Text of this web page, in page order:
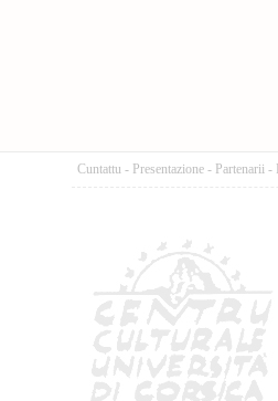
Cuntattu - Presentazione - Partenarii -